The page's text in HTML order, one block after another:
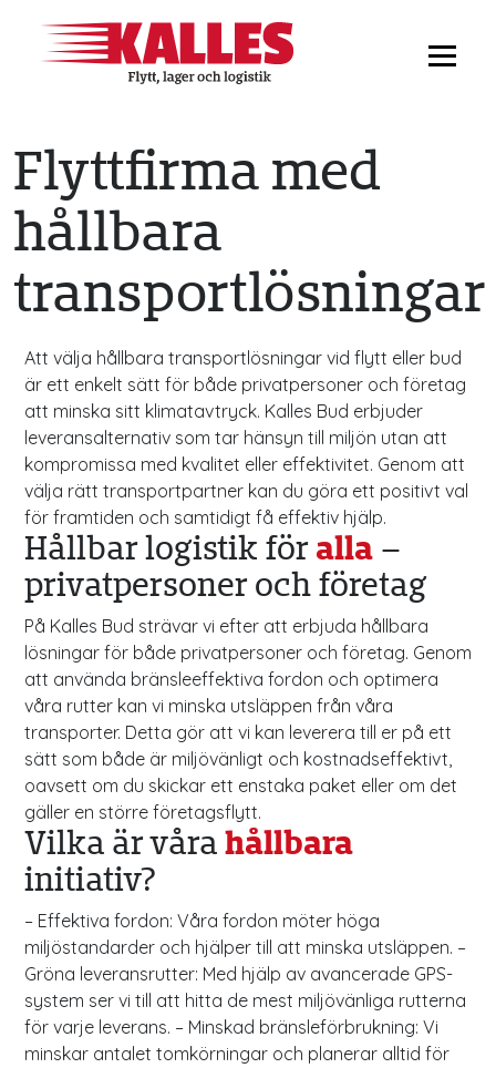
Flyttfirma med
hållbara
transportlösningar
Att välja hållbara transportlösningar vid flytt eller bud
är ett enkelt sätt för både privatpersoner och företag
att minska sitt klimatavtryck. Kalles Bud erbjuder
leveransalternativ som tar hänsyn till miljön utan att
kompromissa med kvalitet eller effektivitet. Genom att
välja rätt transportpartner kan du göra ett positivt val
för framtiden och samtidigt få effektiv hjälp.
Hållbar logistik för alla –
privatpersoner och företag
På Kalles Bud strävar vi efter att erbjuda hållbara
lösningar för både privatpersoner och företag. Genom
att använda bränsleeffektiva fordon och optimera
våra rutter kan vi minska utsläppen från våra
transporter. Detta gör att vi kan leverera till er på ett
sätt som både är miljövänligt och kostnadseffektivt,
oavsett om du skickar ett enstaka paket eller om det
gäller en större företagsflytt.
Vilka är vårahållbara
initiativ?
– Effektiva fordon: Våra fordon möter höga
miljöstandarder och hjälper till att minska utsläppen. –
Gröna leveransrutter: Med hjälp av avancerade GPS-
system ser vi till att hitta de mest miljövänliga rutterna
för varje leverans. – Minskad bränsleförbrukning: Vi
minskar antalet tomkörningar och planerar alltid för